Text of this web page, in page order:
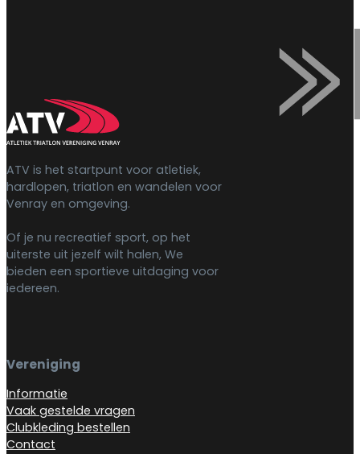
ATV is het startpunt voor atletiek,
hardlopen, triatlon en wandelen voor
Venray en omgeving.
Of je nu recreatief sport, op het
uiterste uit jezelf wilt halen, We
bieden een sportieve uitdaging voor
iedereen.
Vereniging
Informatie
Vaak gestelde vragen
Clubkleding bestellen
Contact